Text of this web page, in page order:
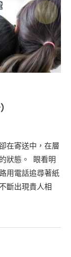
在寄送中，在層
狀態。 ​ 眼看明
用電話追尋著紙
斷出現貴人相